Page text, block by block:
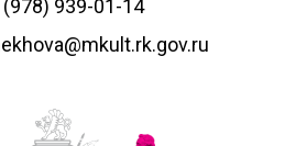
(978) 939-01-14